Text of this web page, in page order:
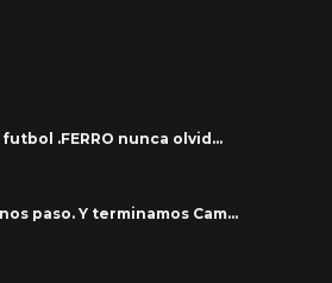
.FERRO nunca olvid…
paso. Y terminamos Cam…